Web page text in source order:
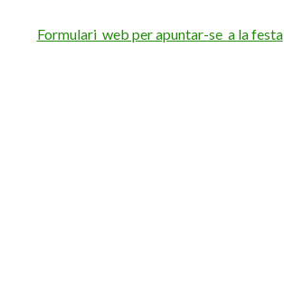
Formulari web per apuntar-se a la festa